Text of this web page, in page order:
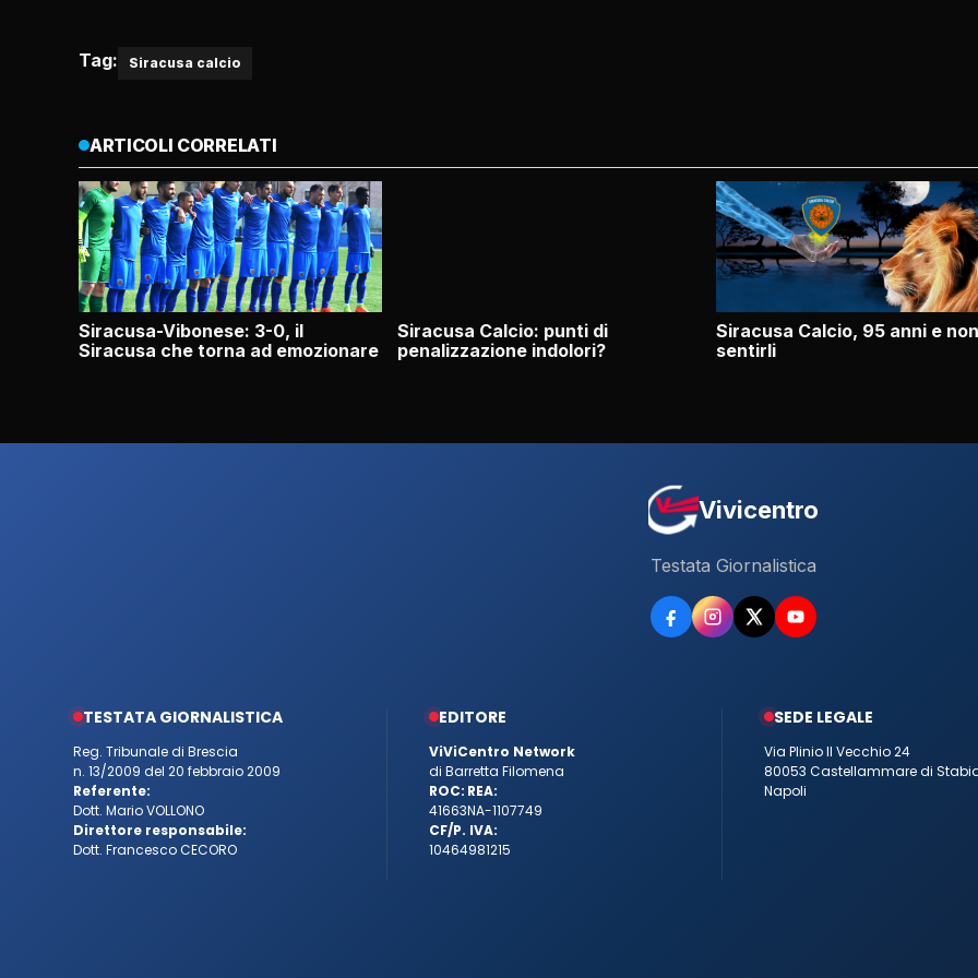
Tag: Siracusa calcio
ARTICOLI CORRELATI
Siracusa-Vibonese: 3-0, il
Siracusa che torna ad emozionare
Siracusa Calcio: punti di
penalizzazione indolori?
Siracusa Calcio, 95 anni e non
sentirli
Vivicentro
Testata Giornalistica
TESTATA GIORNALISTICA
Reg. Tribunale di Brescia
n. 13/2009 del 20 febbraio 2009
Referente:
Dott. Mario VOLLONO
Direttore responsabile:
Dott. Francesco CECORO
EDITORE
ViViCentro Network
di Barretta Filomena
ROC:
41663
REA:
NA-1107749
CF/P. IVA:
10464981215
SEDE LEGALE
Via Plinio Il Vecchio 24
80053 Castellammare di
Napoli